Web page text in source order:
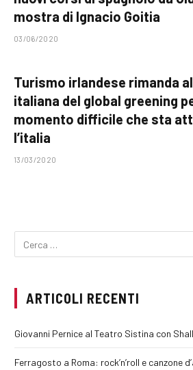
mostra di Ignacio Goitia
03/06/2020
Turismo irlandese rimanda al
italiana del global greening
momento difficile che sta
l’italia
13/03/2020
ARTICOLI RECENTI
Giovanni Pernice al Teatro Sistina con Shall
Ferragosto a Roma: rock’n’roll e canzone